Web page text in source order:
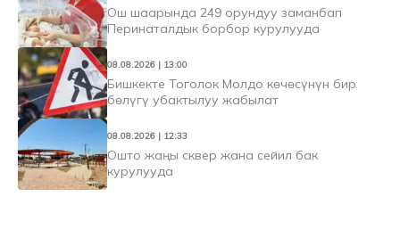
Ош шаарында 249 орундуу заманбап
Перинаталдык борбор курулууда
08.08.2026 | 13:00
Бишкекте Тоголок Молдо көчөсүнүн бир
бөлүгү убактылуу жабылат
08.08.2026 | 12:33
Ошто жаңы сквер жана сейил бак
курулууда